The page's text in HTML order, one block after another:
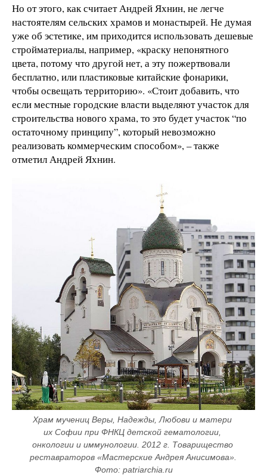
Но от этого, как считает Андрей Яхнин, не легче
настоятелям сельских храмов и монастырей. Не думая
уже об эстетике, им приходится использовать дешевые
стройматериалы, например, «краску непонятного
цвета, потому что другой нет, а эту пожертвовали
бесплатно, или пластиковые китайские фонарики,
чтобы освещать территорию». «Стоит добавить, что
если местные городские власти выделяют участок для
строительства нового храма, то это будет участок “по
остаточному принципу”, который невозможно
реализовать коммерческим способом», – также
отметил Андрей Яхнин.
Храм мучениц Веры, Надежды, Любови и матери
их Софии при ФНКЦ детской гематологии,
онкологии и иммунологии. 2012 г. Товарищество
реставраторов «Мастерские Андрея Анисимова».
Фото: patriarchia.ru